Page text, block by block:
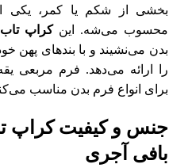
بخشی از شکم یا کمر، یکی
محسوب می‌شه. اینکراپ تاب
بدن می‌نشیند و با بندهای پهن
را ارائه می‌دهد. فرم مربعی
برای انواع فرم بدن مناسب
جنس و کیفیت کراپ
بافی آجری